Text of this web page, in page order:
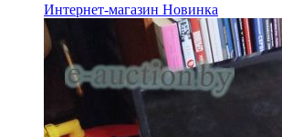
Интернет-магазин Новинка